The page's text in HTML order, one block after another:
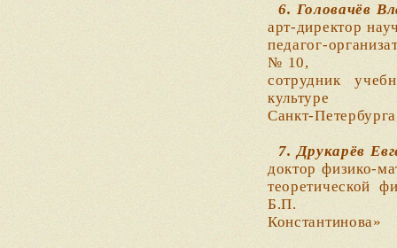
6. Головачёв
арт-директор
педагог-
№ 10,
сотрудник
культуре
Санкт-
7. Друкарёв
доктор физико-
теоретической
Б.П.
Константинова»